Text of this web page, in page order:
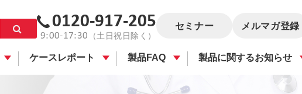
0120-917-205
9:00-17:30 （土日祝日除く）
セミナー メルマガ登録
ケースレポート 製品FAQ 製品に関するお知らせ